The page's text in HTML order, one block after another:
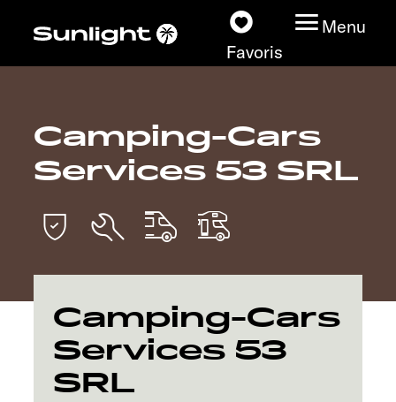
Favoris
Menu
Nos modèles
Recherchez votre
Nos concessionnaires
Découvrir
Camping-Cars
Services 53 SRL
Camping-Cars
Services 53
SRL